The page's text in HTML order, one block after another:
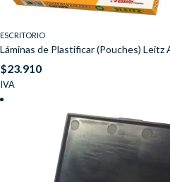
ESCRITORIO
Láminas de Plastificar (Pouches) Leitz
$23.910
IVA